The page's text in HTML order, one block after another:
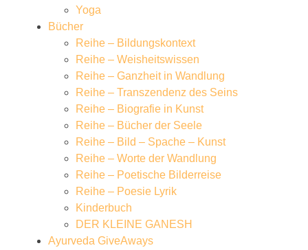
Yoga
Bücher
Reihe – Bildungskontext
Reihe – Weisheitswissen
Reihe – Ganzheit in Wandlung
Reihe – Transzendenz des Seins
Reihe – Biografie in Kunst
Reihe – Bücher der Seele
Reihe – Bild – Spache – Kunst
Reihe – Worte der Wandlung
Reihe – Poetische Bilderreise
Reihe – Poesie Lyrik
Kinderbuch
DER KLEINE GANESH
Ayurveda GiveAways